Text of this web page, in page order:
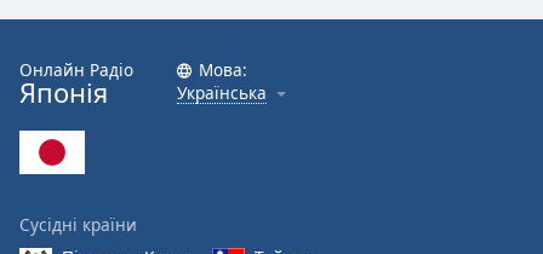
Font
Family
Done
Онлайн Радіо
Японія
Мова:
Українська
Сусідні країни